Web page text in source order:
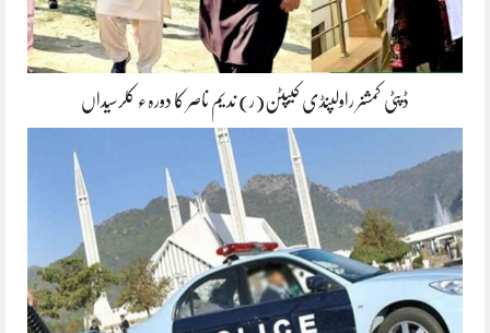
ڈپٹی کمشنر راولپنڈی کیپٹن(ر) ندیم ناصر کا دورہء کلرسیداں